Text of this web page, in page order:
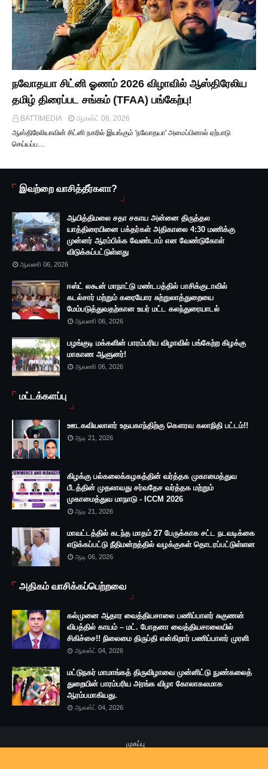
நவோதயா சிட்னி ஓணம் 2026 விழாவில் ஆஸ்திரேலிய
தமிழ் திரைப்பட சங்கம் (TFAA) பங்கேற்பு!
BATTIMEDIA
ஆகஸ்ட் 06, 2026
ஆஸ்திரேலியாவின் சிட்னி நகரில் இயங்கும் 'நவோதயா' அமைப்பினால் ஏற்பாடு
செய்யப்ப…
இவற்றை வாசித்தீர்களா?
ஆயித்திமலை சதா சகாய அன்னை திருத்தல
யாத்திரையினை பக்தர்கள் அதிகாலை 4:30 மணிக்கு
முன்னர் ஆரம்பிக்க வேண்டாம் என வேண்டுகோள்
விடுக்கப்பட்டுள்ளது
ஆவணி 06, 2026
ஈஸ்ட் லகூன் மாநாட்டு மண்டபத்தில் பாசிக்குடாவில்
கடல்சார் மற்றும் கரையோர சுற்றுலாத்துறையை
மேம்படுத்துவதற்கான உயர் மட்ட கலந்துரையாடல்
ஆவணி 06, 2026
பழங்குடி மக்களின் பாரம்பரிய விழாவில் பங்கேற்ற கிழக்கு
மாகாண ஆளுனர்!
ஆவணி 06, 2026
மட்டக்களப்பு
ஊடகவியலாளர் உதயகாந்திற்கு கௌரவ கலாநிதி பட்டம்!!
ஆடி 21, 2026
கிழக்கு பல்கலைக்கழகத்தின் வர்த்தக முகாமைத்துவ
பீடத்தின் முதலாவது சர்வதேச வர்த்தக மற்றும்
முகாமைத்துவ மாநாடு - ICCM 2026
ஆடி 21, 2026
மாவட்டத்தில் கடந்த மாதம் 27 பேருக்காக சட்ட நடவடிக்கை
எடுக்கப்பட்டு நீதிமன்றத்தில் வழக்குகள் தொடரப்பட்டுள்ளன
ஆடி 06, 2026
அதிகம் வாசிக்கப்பெற்றவை
கல்முனை ஆதார வைத்தியசாலை பணிப்பாளர் சுகுணன்
விபத்தில் காயம் – மட். போதனா வைத்தியசாலையில்
சிகிச்சை!! நிலைமை திருப்தி என்கிறார் பணிப்பாளர் முரளி
ஆகஸ்ட் 04, 2026
மட்டுநகர் மாமாங்கத் திருவிழாவை முன்னிட்டு நுண்கலைத்
துறையின் பாரம்பரிய அரங்க விழா கோலாகலமாக
ஆரம்பமாகியது.
ஆகஸ்ட் 04, 2026
முகப்பு